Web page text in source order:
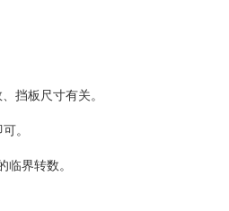
挡板尺寸有关。
。
界转数。